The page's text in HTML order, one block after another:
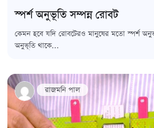
স্পর্শ অনুভূতি সম্পন্ন রোবট
কেমন হবে যদি রোবটেরও মানুষের মতো স্পর্শ
অনুভূতি থাকে...
রাজমনি পাল